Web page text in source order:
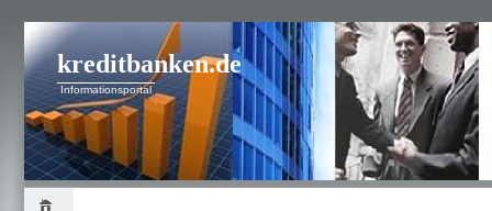
kreditbanken.de
Informationsportal